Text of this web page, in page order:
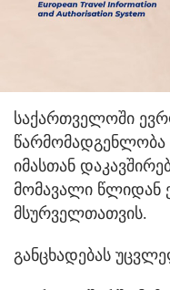
საქართველოში
წარმომადგენლობა
იმასთან
მომავალი წლიდან
მსურველთათვის.
განცხადებას